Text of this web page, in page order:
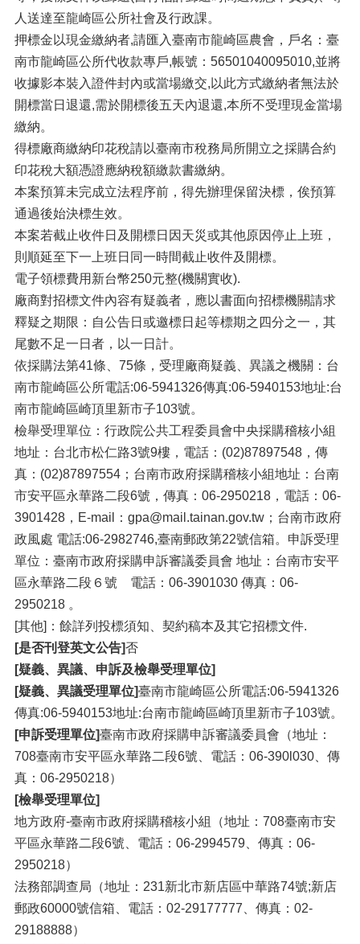
人送達至龍崎區公所社會及行政課。
押標金以現金繳納者,請匯入臺南市龍崎區農會，戶名：臺
南市龍崎區公所代收款專戶,帳號：56501040095010,並將
收據影本裝入證件封內或當場繳交,以此方式繳納者無法於
開標當日退還,需於開標後五天內退還,本所不受理現金當場
繳納。
得標廠商繳納印花稅請以臺南市稅務局所開立之採購合約
印花稅大額憑證應納稅額繳款書繳納。
本案預算未完成立法程序前，得先辦理保留決標，俟預算
通過後始決標生效。
本案若截止收件日及開標日因天災或其他原因停止上班，
則順延至下一上班日同一時間截止收件及開標。
電子領標費用新台幣250元整(機關實收).
廠商對招標文件內容有疑義者，應以書面向招標機關請求
釋疑之期限：自公告日或邀標日起等標期之四分之一，其
尾數不足一日者，以一日計。
依採購法第41條、75條，受理廠商疑義、異議之機關：台
南市龍崎區公所電話:06-5941326傳真:06-5940153地址:台
南市龍崎區崎頂里新市子103號。
檢舉受理單位：行政院公共工程委員會中央採購稽核小組
地址：台北市松仁路3號9樓，電話：(02)87897548，傳
真：(02)87897554；台南市政府採購稽核小組地址：台南
市安平區永華路二段6號，傳真：06-2950218，電話：06-
3901428，E-mail：gpa@mail.tainan.gov.tw；台南市政府
政風處 電話:06-2982746,臺南郵政第22號信箱。申訴受理
單位：臺南市政府採購申訴審議委員會 地址：台南市安平
區永華路二段６號 電話：06-3901030 傳真：06-
2950218 。
[其他]：餘詳列投標須知、契約稿本及其它招標文件.
[是否刊登英文公告]否
[疑義、異議、申訴及檢舉受理單位]
[疑義、異議受理單位]臺南市龍崎區公所電話:06-5941326
傳真:06-5940153地址:台南市龍崎區崎頂里新市子103號。
[申訴受理單位]臺南市政府採購申訴審議委員會（地址：
708臺南市安平區永華路二段6號、電話：06-390l030、傳
真：06-2950218）
[檢舉受理單位]
地方政府-臺南市政府採購稽核小組（地址：708臺南市安
平區永華路二段6號、電話：06-2994579、傳真：06-
2950218）
法務部調查局（地址：231新北市新店區中華路74號;新店
郵政60000號信箱、電話：02-29177777、傳真：02-
29188888）